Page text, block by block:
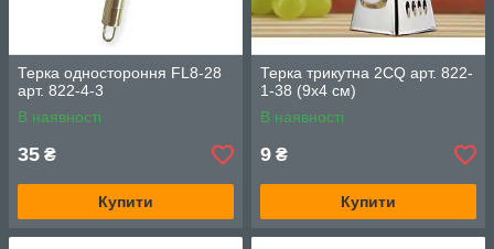
Терка одностороння FL8-28
арт. 822-4-3
В наявності
35 ₴
Купити
Терка трикутна 2CQ арт. 822-
1-38 (9х4 см)
В наявності
9 ₴
Купити